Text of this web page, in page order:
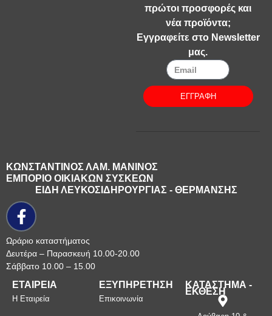
πρώτοι προσφορές και
νέα προϊόντα;
Εγγραφείτε στο Newsletter
μας.
ΕΓΓΡΑΦΗ
ΚΩΝΣΤΑΝΤΙΝΟΣ ΛΑΜ. ΜΑΝΙΝΟΣ
ΕΜΠΟΡΙΟ ΟΙΚΙΑΚΩΝ ΣΥΣΚΕΩΝ
ΕΙΔΗ ΛΕΥΚΟΣΙΔΗΡΟΥΡΓΙΑΣ - ΘΕΡΜΑΝΣΗΣ
Ωράριο καταστήματος
Δευτέρα – Παρασκευή 10.00-20.00
Σάββατο 10.00 – 15.00
ΕΤΑΙΡΕΙΑ
Η Εταιρεία
ΕΞΥΠΗΡΕΤΗΣΗ
Επικοινωνία
ΚΑΤΑΣΤΗΜΑ -
ΕΚΘΕΣΗ